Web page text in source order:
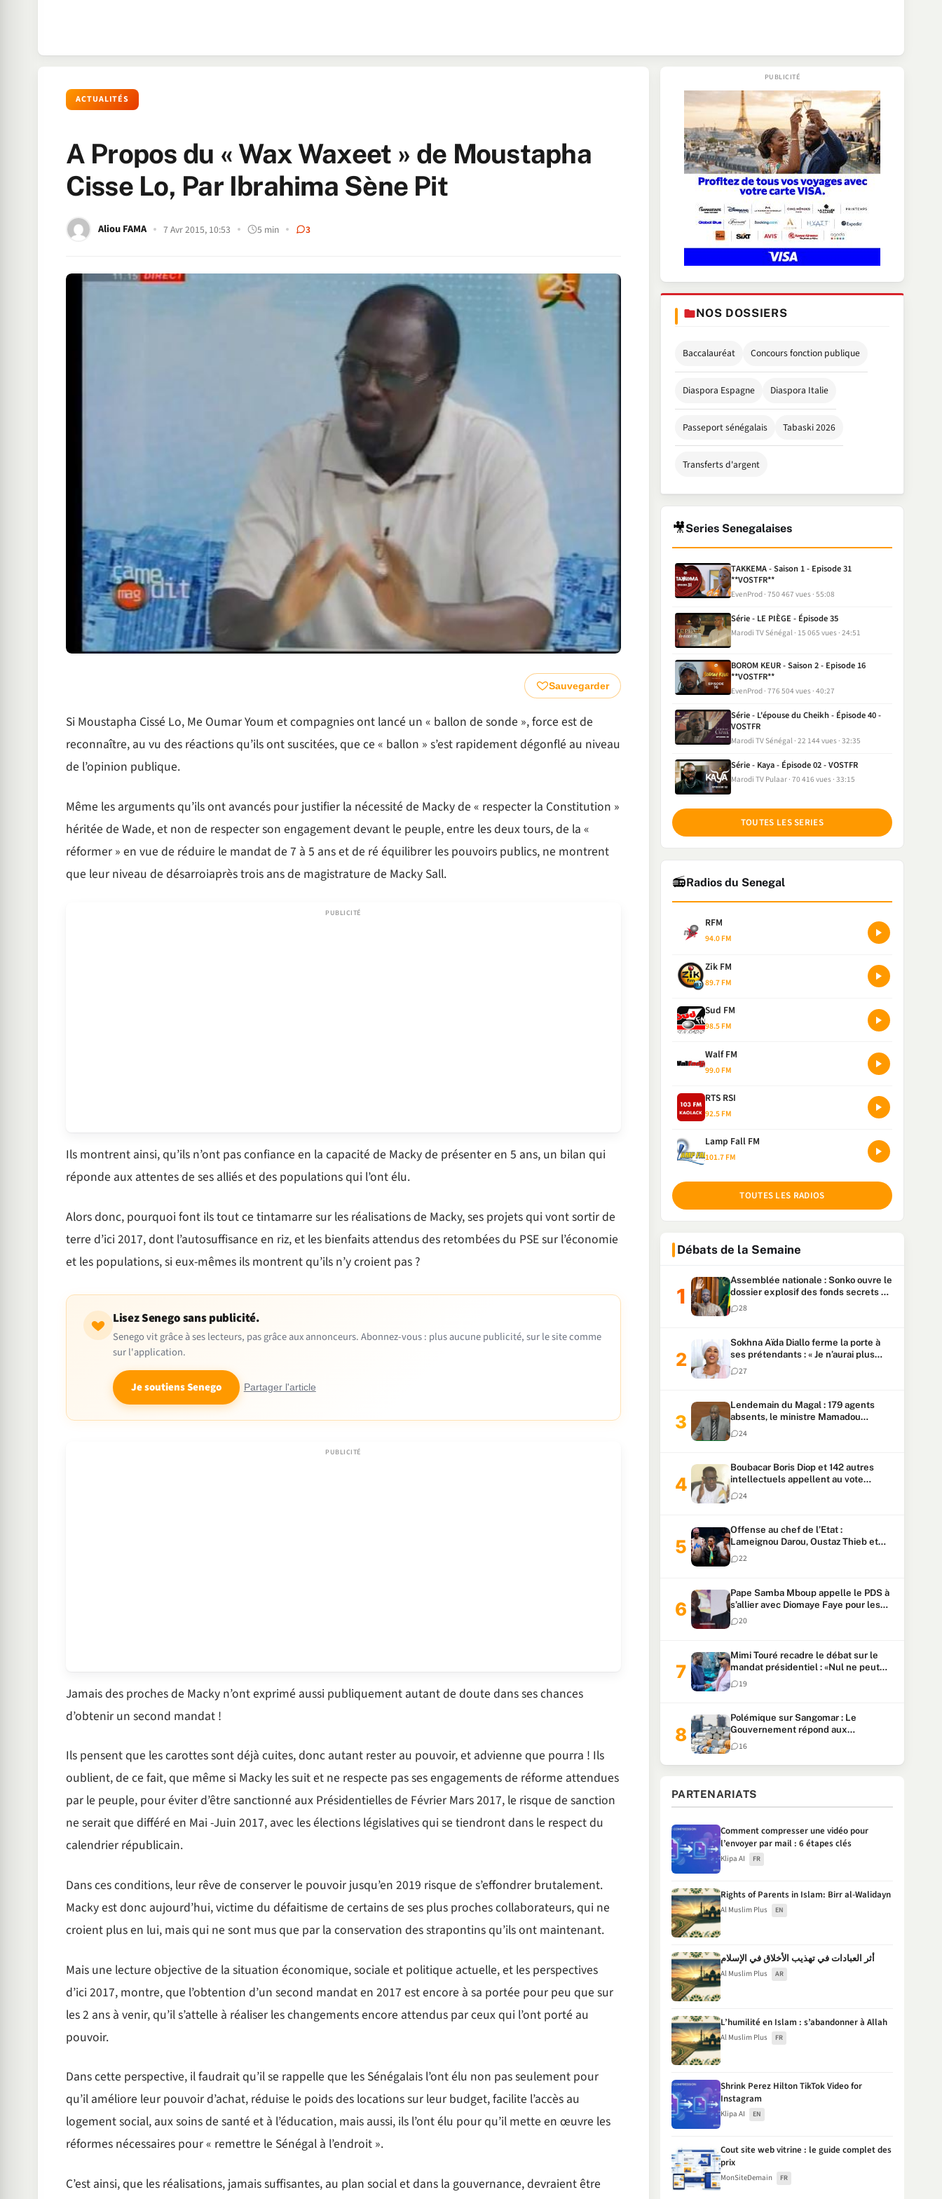
ACTUALITÉS
A Propos du « Wax Waxeet » de Moustapha
Cisse Lo, Par Ibrahima Sène Pit
Aliou FAMA 7 Avr 2015, 10:53 5 min 3
Sauvegarder
Si Moustapha Cissé Lo, Me Oumar Youm et compagnies ont lancé un « ballon de sonde », force est de
reconnaître, au vu des réactions qu’ils ont suscitées, que ce « ballon » s’est rapidement dégonflé au niveau
de l’opinion publique.
Même les arguments qu’ils ont avancés pour justifier la nécessité de Macky de « respecter la Constitution »
héritée de Wade, et non de respecter son engagement devant le peuple, entre les deux tours, de la «
réformer » en vue de réduire le mandat de 7 à 5 ans et de ré équilibrer les pouvoirs publics, ne montrent
que leur niveau de désarroiaprès trois ans de magistrature de Macky Sall.
Ils montrent ainsi, qu’ils n’ont pas confiance en la capacité de Macky de présenter en 5 ans, un bilan qui
réponde aux attentes de ses alliés et des populations qui l’ont élu.
Alors donc, pourquoi font ils tout ce tintamarre sur les réalisations de Macky, ses projets qui vont sortir de
terre d’ici 2017, dont l’autosuffisance en riz, et les bienfaits attendus des retombées du PSE sur l’économie
et les populations, si eux-mêmes ils montrent qu’ils n’y croient pas ?
Lisez Senego sans publicité.
Senego vit grâce à ses lecteurs, pas grâce aux annonceurs. Abonnez-vous : plus aucune publicité, sur le site comme
sur l'application.
Je soutiens Senego Partager l'article
Jamais des proches de Macky n’ont exprimé aussi publiquement autant de doute dans ses chances
d’obtenir un second mandat !
Ils pensent que les carottes sont déjà cuites, donc autant rester au pouvoir, et advienne que pourra ! Ils
oublient, de ce fait, que même si Macky les suit et ne respecte pas ses engagements de réforme attendues
par le peuple, pour éviter d’être sanctionné aux Présidentielles de Février Mars 2017, le risque de sanction
ne serait que différé en Mai -Juin 2017, avec les élections législatives qui se tiendront dans le respect du
calendrier républicain.
Dans ces conditions, leur rêve de conserver le pouvoir jusqu’en 2019 risque de s’effondrer brutalement.
Macky est donc aujourd’hui, victime du défaitisme de certains de ses plus proches collaborateurs, qui ne
croient plus en lui, mais qui ne sont mus que par la conservation des strapontins qu’ils ont maintenant.
Mais une lecture objective de la situation économique, sociale et politique actuelle, et les perspectives
d’ici 2017, montre, que l’obtention d’un second mandat en 2017 est encore à sa portée pour peu que sur
les 2 ans à venir, qu’il s’attelle à réaliser les changements encore attendus par ceux qui l’ont porté au
pouvoir.
Dans cette perspective, il faudrait qu’il se rappelle que les Sénégalais l’ont élu non pas seulement pour
qu’il améliore leur pouvoir d’achat, réduise le poids des locations sur leur budget, facilite l’accès au
logement social, aux soins de santé et à l’éducation, mais aussi, ils l’ont élu pour qu’il mette en œuvre les
réformes nécessaires pour « remettre le Sénégal à l’endroit ».
C’est ainsi, que les réalisations, jamais suffisantes, au plan social et dans la gouvernance, devraient être
NOS DOSSIERS
Baccalauréat Concours fonction publique
Diaspora Espagne Diaspora Italie
Passeport sénégalais Tabaski 2026
Transferts d'argent
🎥Series Senegalaises
TAKKEMA - Saison 1 - Episode 31
**VOSTFR**
EvenProd 750 467 vues 55:08
Série - LE PIÈGE - Épisode 35
Marodi TV Sénégal 15 065 vues 24:51
BOROM KEUR - Saison 2 - Episode 16
**VOSTFR**
EvenProd 776 504 vues 40:27
Série - L'épouse du Cheikh - Épisode 40 -
VOSTFR
Marodi TV Sénégal 22 144 vues 32:35
Série - Kaya - Épisode 02 - VOSTFR
Marodi TV Pulaar 70 416 vues 33:15
TOUTES LES SERIES
📻Radios du Senegal
RFM
94.0 FM
Zik FM
89.7 FM
Sud FM
98.5 FM
Walf FM
99.0 FM
RTS RSI
92.5 FM
Lamp Fall FM
101.7 FM
TOUTES LES RADIOS
Débats de la Semaine
Assemblée nationale : Sonko ouvre le
dossier explosif des fonds secrets et
du patrimoine présidentiel
28
Sokhna Aïda Diallo ferme la porte à
ses prétendants : « Je n’aurai plus
jamais un autre mari »
27
Lendemain du Magal : 179 agents
absents, le ministre Mamadou
Lamine Dianté exige des explications
24
Boubacar Boris Diop et 142 autres
intellectuels appellent au vote
urgent de la révision
constitutionnelle
24
Offense au chef de l’Etat :
Lameignou Darou, Oustaz Thieb et
Ndiaye Touba lourdement
condamnés
22
Pape Samba Mboup appelle le PDS à
s’allier avec Diomaye Faye pour les
locales et tacle Sonko
20
Mimi Touré recadre le débat sur le
mandat présidentiel : «Nul ne peut
faire plus de deux mandats
consécutifs de 5 ans»
19
Polémique sur Sangomar : Le
Gouvernement répond aux
accusations et clarifie le partage des
milliards
16
PARTENARIATS
Comment compresser une vidéo pour
l’envoyer par mail : 6 étapes clés
Klipa AI FR
Rights of Parents in Islam: Birr al-Walidayn
Al Muslim Plus EN
أثر العبادات في تهذيب الأخلاق في الإسلام
Al Muslim Plus AR
L’humilité en Islam : s’abandonner à Allah
Al Muslim Plus FR
Shrink Perez Hilton TikTok Video for
Instagram
Klipa AI EN
Cout site web vitrine : le guide complet des
prix
MonSiteDemain FR